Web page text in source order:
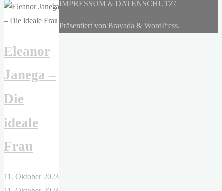
Eleanor
Janega –
Die
ideale
Frau
11. Oktober 2023
IMPRESSUM & DATENSCHUTZ/
Präsentiert von Bravada & WordPress.